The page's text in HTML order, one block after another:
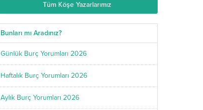
Tüm Köşe Yazarlarımız
Bunları mı Aradınız?
Günlük Burç Yorumları 2026
Haftalık Burç Yorumları 2026
Aylık Burç Yorumları 2026